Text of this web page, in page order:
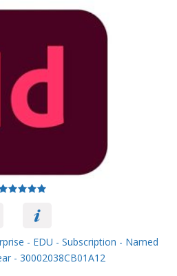
- EDU - Subscription - Named
- 30002038CB01A12